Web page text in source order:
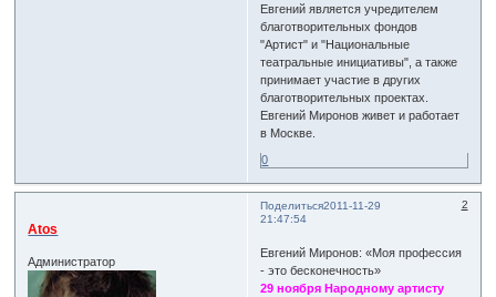
Евгений является учредителем
благотворительных фондов
"Артист" и "Национальные
театральные инициативы", а также
принимает участие в других
благотворительных проектах.
Евгений Миронов живет и работает
в Москве.
0
Поделиться 2
2011-11-29
21:47:54
Atos
Администратор
Евгений Миронов: «Моя профессия
- это бесконечность»
29 ноября Народному артисту